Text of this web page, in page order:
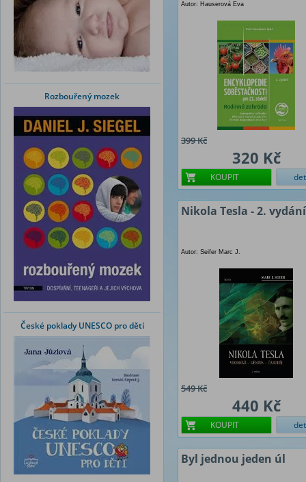
Rozbouřený mozek
České poklady UNESCO pro děti
Autor: Hauserová Eva
399 Kč
320 Kč
KOUPIT
Nikola Tesla - 2. vydání
Autor: Seifer Marc J.
549 Kč
440 Kč
KOUPIT
Byl jednou jeden úl